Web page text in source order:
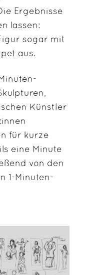
Ergebnisse
lassen:
sogar mit
aus.
Künstler
für kurze
eine Minute
von den
1-Minuten-